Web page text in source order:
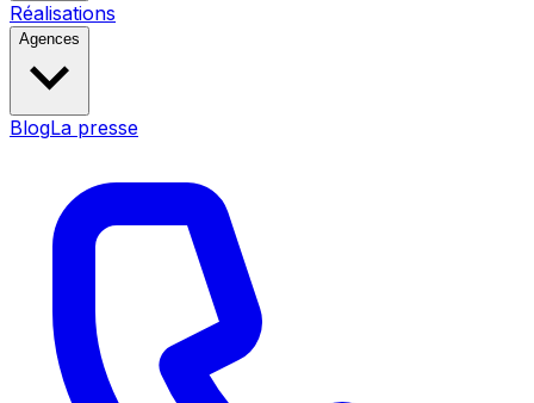
Réalisations
Agences
BlogLa presse